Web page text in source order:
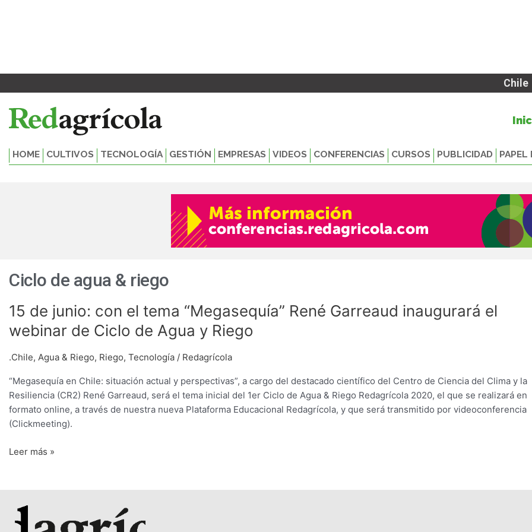
Chile
HOME CULTIVOS TECNOLOGÍA GESTIÓN EMPRESAS VIDEOS CONFERENCIAS CURSOS PUBLICIDAD PAPEL
Ciclo de agua & riego
15 de junio: con el tema “Megasequía” René Garreaud inaugurará el
webinar de Ciclo de Agua y Riego
.Chile, Agua & Riego, Riego, Tecnología / Redagrícola
“Megasequía en Chile: situación actual y perspectivas”, a cargo del destacado científico del Centro de Ciencia del Clima y la
Resiliencia (CR2) René Garreaud, será el tema inicial del 1er Ciclo de Agua & Riego Redagrícola 2020, el que se realizará en
formato online, a través de nuestra nueva Plataforma Educacional Redagrícola, y que será transmitido por videoconferencia
(Clickmeeting).
15
junio:
el
tema
“Megasequía”
René
Garreaud
el
Ciclo
de
Agua
Leer más »